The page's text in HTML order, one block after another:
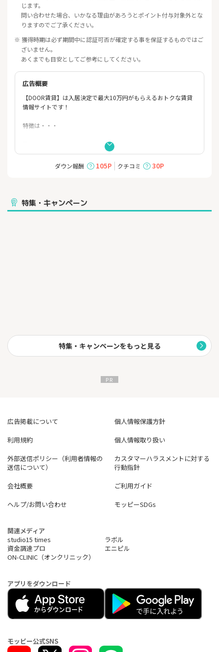
じます。
問い合わせた場合、いかなる理由があろうとポイント付与対象外とな
りますのでご了承ください。
※ 獲得時期は必ず期間中に認証可否が確定する事を保証するものではご
ざいません。
あくまでも目安としてご参考にしてください。
広告概要
【DOOR賃貸】は入居決定で最大10万円がもらえるおトクな賃貸
情報サイトです！
特徴は・・・
└SUUMOなど人気サイトの物件をまとめて掲載中のため、お部屋
探しが1サイトで済みます。
└ペット可や防音/楽器可など見つかりにくい特徴の物件も、DOO
■入居決定で最大10万円もらえるチャンス
└諸条件を満たせば全てのユーザー様が5000円はもらえます。
ダウン報酬 105P クチコミ 30P
特集・キャンペーン
特集・キャンペーンをもっと見る
広告掲載について
個人情報保護方針
利用規約
個人情報取り扱い
外部送信ポリシー（利用者情報の
送信について）
カスタマーハラスメントに対する
行動指針
会社概要
ご利用ガイド
ヘルプ/お問い合わせ
モッピーSDGs
関連メディア
studio15 times
ラボル
資金調達プロ
エニピル
ON-CLINIC（オンクリニック）
アプリをダウンロード
モッピー公式SNS